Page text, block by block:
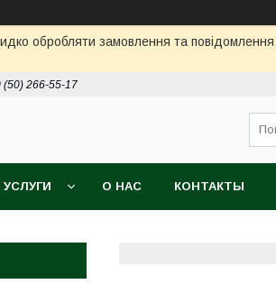
обробляти замовлення та
(50) 266-55-17
О НАС КОНТАКТЫ